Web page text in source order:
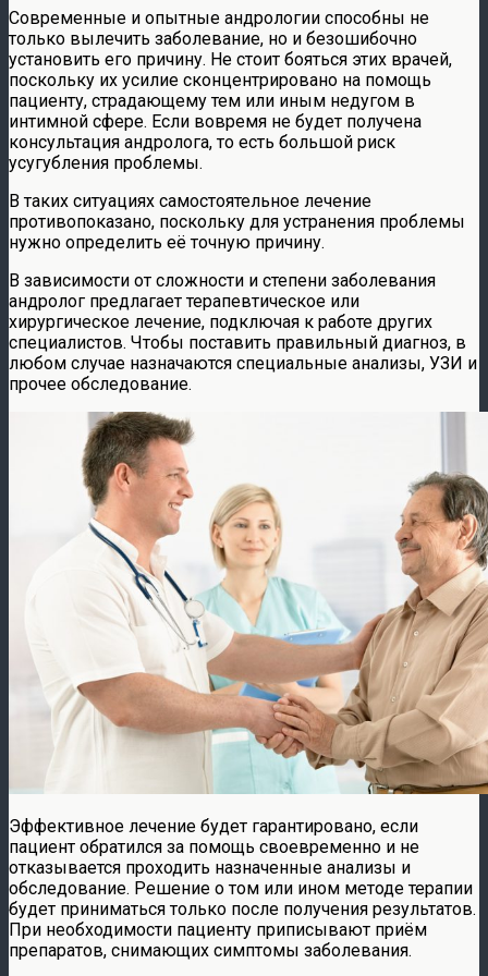
Современные и опытные андрологии способны не
только вылечить заболевание, но и безошибочно
установить его причину. Не стоит бояться этих врачей,
поскольку их усилие сконцентрировано на помощь
пациенту, страдающему тем или иным недугом в
интимной сфере. Если вовремя не будет получена
консультация андролога, то есть большой риск
усугубления проблемы.
В таких ситуациях самостоятельное лечение
противопоказано, поскольку для устранения проблемы
нужно определить её точную причину.
В зависимости от сложности и степени заболевания
андролог предлагает терапевтическое или
хирургическое лечение, подключая к работе других
специалистов. Чтобы поставить правильный диагноз, в
любом случае назначаются специальные анализы, УЗИ и
прочее обследование.
Эффективное лечение будет гарантировано, если
пациент обратился за помощь своевременно и не
отказывается проходить назначенные анализы и
обследование. Решение о том или ином методе терапии
будет приниматься только после получения результатов.
При необходимости пациенту приписывают приём
препаратов, снимающих симптомы заболевания.